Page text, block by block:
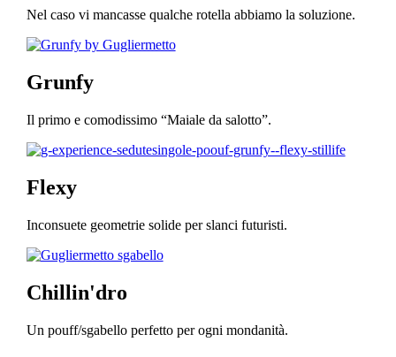
Nel caso vi mancasse qualche rotella abbiamo la soluzione.
Grunfy
Il primo e comodissimo “Maiale da salotto”.
Flexy
Inconsuete geometrie solide per slanci futuristi.
Chillin'dro
Un pouff/sgabello perfetto per ogni mondanità.